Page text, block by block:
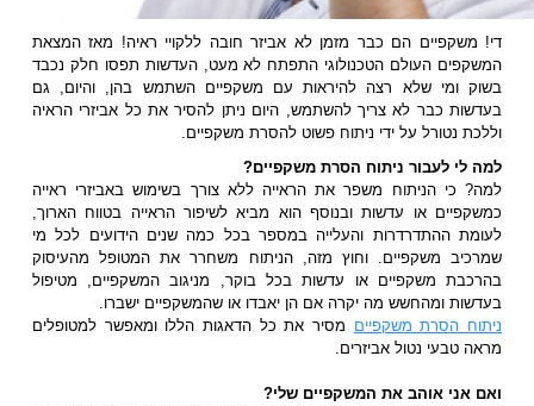
די! משקפיים הם כבר מזמן לא אביזר חובה ללקויי ראיה! מאז המצאת
המשקפים העולם הטכנולוגי התפתח לא מעט, העדשות תפסו חלק נכבד
בשוק ומי שלא רצה להיראות עם משקפיים השתמש בהן, והיום, גם
בעדשות כבר לא צריך להשתמש, היום ניתן להסיר את כל אביזרי הראיה
וללכת נטורל על ידי ניתוח פשוט להסרת משקפיים.
למה לי לעבור ניתוח הסרת משקפיים?
למה? כי הניתוח משפר את הראייה ללא צורך בשימוש באביזרי ראייה
כמשקפיים או עדשות ובנוסף הוא מביא לשיפור הראייה בטווח הארוך,
לעומת ההתדרדרות והעלייה במספר בכל כמה שנים הידועים לכל מי
שמרכיב משקפיים. וחוץ מזה, הניתוח משחרר את המטופל מהעיסוק
בהרכבת משקפיים או עדשות בכל בוקר, מניגוב המשקפיים, מטיפול
בעדשות ומהחשש מה יקרה אם הן יאבדו או שהמשקפיים ישברו.
ניתוח הסרת משקפיים מסיר את כל הדאגות הללו ומאפשר למטופלים
מראה טבעי נטול אביזרים.
ואם אני אוהב את המשקפיים שלי?